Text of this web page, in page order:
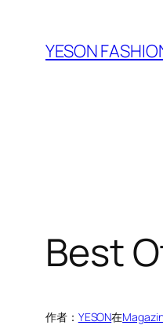
YESON
Best
作者： YESON在